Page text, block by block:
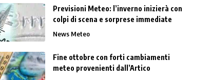
Previsioni Meteo: l’inverno inizierà con
colpi di scena e sorprese immediate
News Meteo
Fine ottobre con forti cambiamenti
meteo provenienti dall’Artico